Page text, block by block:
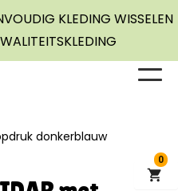
KLEDING WISSELEN
donkerblauw
0